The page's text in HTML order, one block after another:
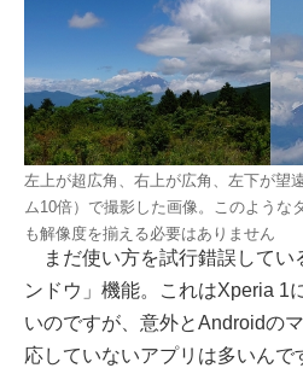
左上が超広角、右上が広角、左下が望
ム10倍）で撮影した画像。このような
も解像度を揃える必要はありません
まだ使い方を試行錯誤してい
ンドウ」機能。これはXperia 1
いのですが、意外とAndroidの
応していないアプリは多いんで